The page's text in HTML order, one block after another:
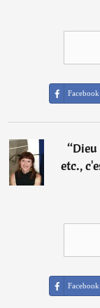
Facebook
“
etc.,
Facebook